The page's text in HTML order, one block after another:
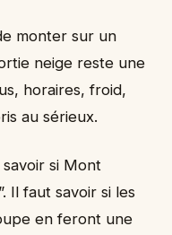
monter sur un
neige reste une
horaires, froid,
au sérieux.
si Mont
Il faut savoir si les
en feront une